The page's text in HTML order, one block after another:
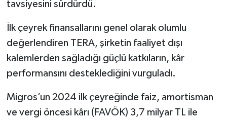
tavsiyesini sürdürdü.
İlk çeyrek finansallarını genel olarak olumlu
değerlendiren TERA, şirketin faaliyet dışı
kalemlerden sağladığı güçlü katkıların, kâr
performansını desteklediğini vurguladı.
Migros’un 2024 ilk çeyreğinde faiz, amortisman
ve vergi öncesi kârı (FAVÖK) 3,7 milyar TL ile